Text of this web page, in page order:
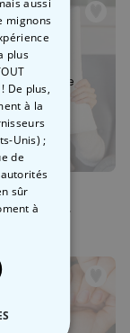
disponible
avec
mignons
plus
De plus,
à la
Unis) ;
de
sûr
à